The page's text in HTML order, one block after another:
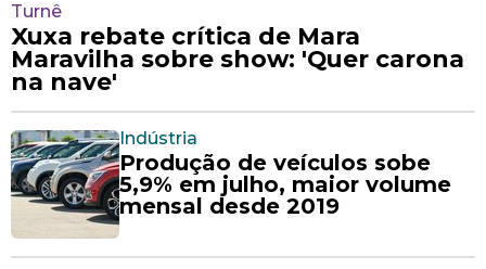
Turnê
Xuxa rebate crítica de Mara
Maravilha sobre show: 'Quer carona
na nave'
Indústria
Produção de veículos sobe
5,9% em julho, maior volume
mensal desde 2019